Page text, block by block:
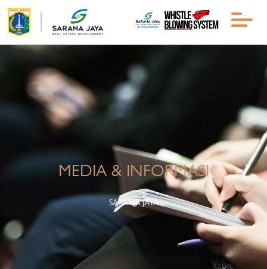
MEDIA & INFORMASI
SARANA JAYA